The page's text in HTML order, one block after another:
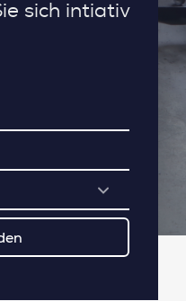
sich intiativ